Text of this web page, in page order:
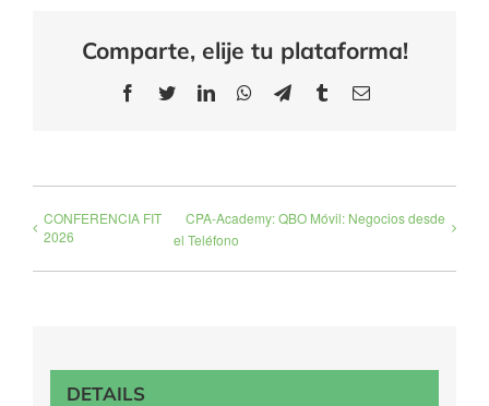
Comparte, elije tu plataforma!
Facebook
TwitterLinkedInWhatsApp
TelegramTumblrEmail
CONFERENCIA FIT
2026
CPA-Academy: QBO Móvil: Negocios desde
el Teléfono
DETAILS